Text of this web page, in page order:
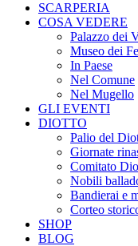
SCARPERIA
COSA VEDERE
Palazzo dei
Museo dei
In Paese
Nel Comune
Nel Mugello
GLI EVENTI
DIOTTO
Palio del
Giornate
Comitato
Nobili
Bandierai e
Corteo
SHOP
BLOG